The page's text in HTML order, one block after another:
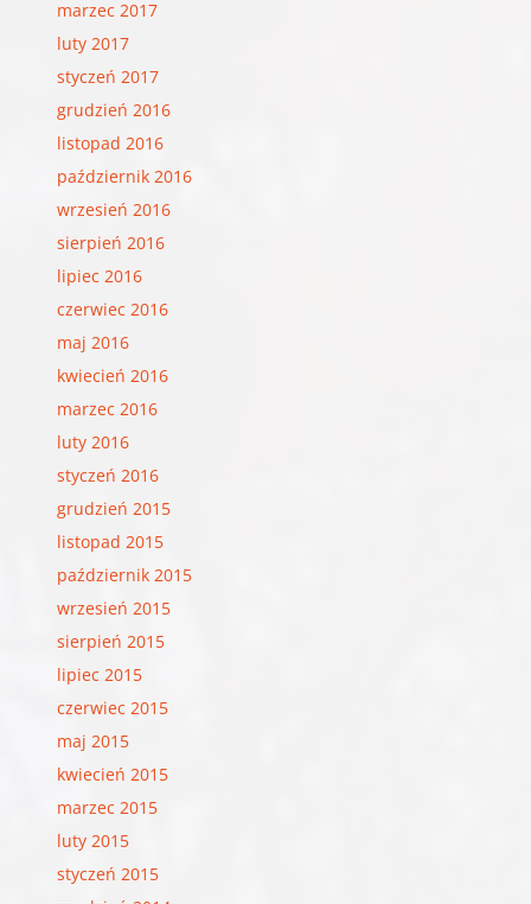
marzec 2017
luty 2017
styczeń 2017
grudzień 2016
listopad 2016
październik 2016
wrzesień 2016
sierpień 2016
lipiec 2016
czerwiec 2016
maj 2016
kwiecień 2016
marzec 2016
luty 2016
styczeń 2016
grudzień 2015
listopad 2015
październik 2015
wrzesień 2015
sierpień 2015
lipiec 2015
czerwiec 2015
maj 2015
kwiecień 2015
marzec 2015
luty 2015
styczeń 2015